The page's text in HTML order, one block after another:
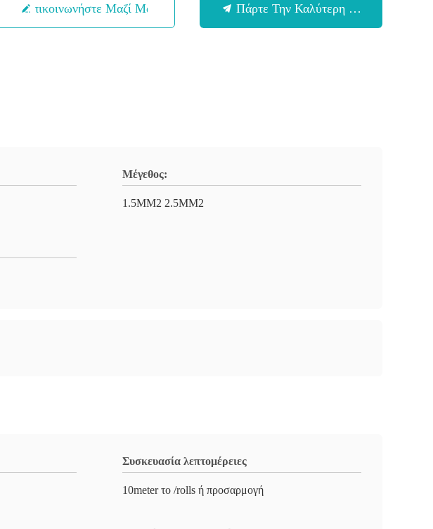
Επικοινωνήστε Μαζί Μας Πάρτε Την Καλύτερη Τιμή
Μέγεθος:
1.5MM2 2.5MM2
Συσκευασία λεπτομέρειες
10meter το /rolls ή προσαρμογή